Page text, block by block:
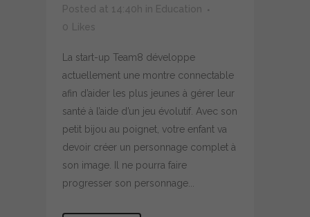
Posted at 14:40h in Education
0
Likes
La start-up Team8 développe
actuellement une montre connectable
afin d’aider les plus jeunes à gérer leur
santé à l’aide d’un jeu évolutif. Avec son
petit bijou au poignet, votre enfant va
devoir créer un personnage complet à
son image. Il ne pourra faire
progresser son personnage...